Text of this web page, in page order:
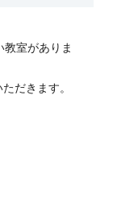
室がありま
だきます。